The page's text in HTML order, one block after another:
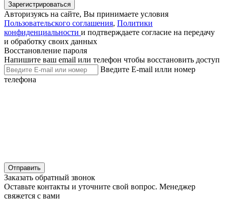
Зарегистрироваться
Авторизуясь на сайте, Вы принимаете условия
Пользовательского соглашения, Политики
конфиденциальности и подтверждаете согласие на передачу
и обработку своих данных
Восстановление пароля
Напишите ваш email или телефон чтобы восстановить доступ
Введите E-mail илли номер
телефона
Отправить
Заказать обратный звонок
Оставьте контакты и уточните свой вопрос. Менеджер
свяжется с вами